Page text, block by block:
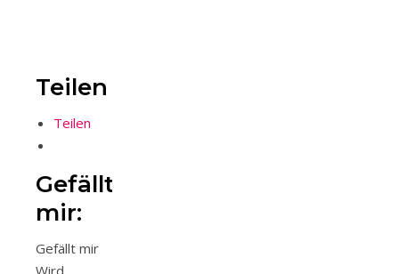
Teilen
Teilen
Gefällt
mir:
Gefällt mir
Wird